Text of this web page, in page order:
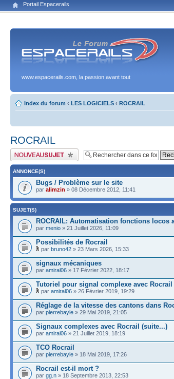
Portail Espacerails
www.espacerails.com, la passion avant tout
Index du forum ‹ LES LOGICIELS ‹ ROCRAIL
ROCRAIL
Publier un nouveau sujet
ANNONCE(S)
Bugs / Problème sur le site
par alimzin » 08 Décembre 2012, 11:41
SUJET(S)
ROCRAIL: Automatisation fonctions locos
par menio » 21 Juillet 2026, 11:09
Possibilités de Rocrail
par bruno42 » 23 Mars 2026, 15:33
signaux mécaniques
par amiral06 » 17 Février 2022, 18:17
Tutoriel pour signal complexe avec Rocrail
par amiral06 » 26 Février 2019, 19:29
Réglage de la vitesse des cantons dans
par pierrebayle » 29 Mai 2019, 21:05
Signaux complexes avec Rocrail (suite...)
par amiral06 » 21 Juillet 2019, 18:19
TCO Rocrail
par pierrebayle » 18 Mai 2019, 17:26
Rocrail est-il mort ?
par gg.n » 18 Septembre 2013, 22:53